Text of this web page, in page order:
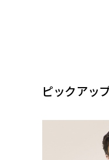
ピックアッ